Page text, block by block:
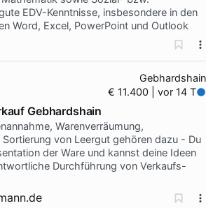
EDV-Kenntnisse, insbesondere in den
Word, Excel, PowerPoint und Outlook
Gebhardshain
€ 11.400 | vor 14 T
Gebhardshain
Warenverräumung,
von Leergut gehören dazu - Du
der Ware und kannst deine Ideen
Durchführung von Verkaufs-